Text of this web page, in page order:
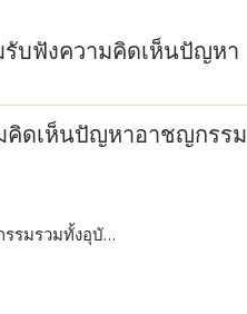
บฟังความคิดเห็นปัญหา
คิดเห็นปัญหาอาชญกรรม
รมรวมทั้งอุบั…